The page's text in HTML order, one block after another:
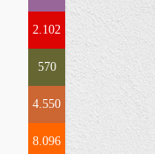
2.102
570
4.550
8.096